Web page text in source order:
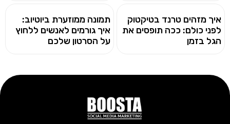
איך מזהים טרנד בטיקטוק
לפני כולם: ככה תופסים את
הגל בזמן
תמונה ממוזערת ביוטיוב:
איך גורמים לאנשים ללחוץ
על הסרטון שלכם